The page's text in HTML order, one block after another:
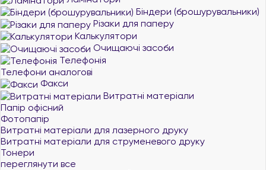
Біндери (брошурувальники)
Різаки для паперу
Калькулятори
Очищаючі засоби
Телефонія
Телефони аналогові
Факси
Витратні матеріали
Папір офісний
Фотопапір
Витратні матеріали для лазерного друку
Витратні матеріали для струменевого друку
Тонери
переглянути все